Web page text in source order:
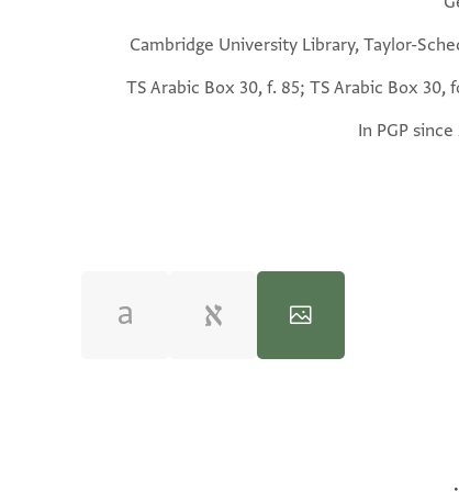
Cambridge University Library, Taylor-
TS Arabic Box 30, f. 85; TS Arabic Box 30,
In PGP